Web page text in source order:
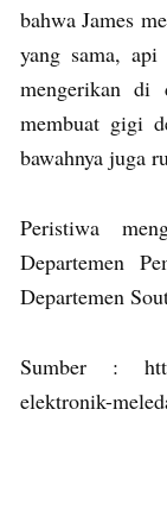
bahwa James
yang sama,
mengerikan di
membuat gigi
bawahnya juga
Peristiwa
Departemen
Departemen
Sumber :
elektronik-